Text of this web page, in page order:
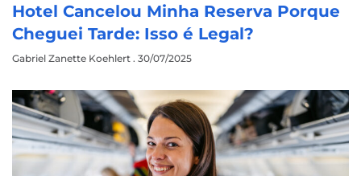
Hotel Cancelou Minha Reserva Porque
Cheguei Tarde: Isso é Legal?
Gabriel Zanette Koehlert 30/07/2025